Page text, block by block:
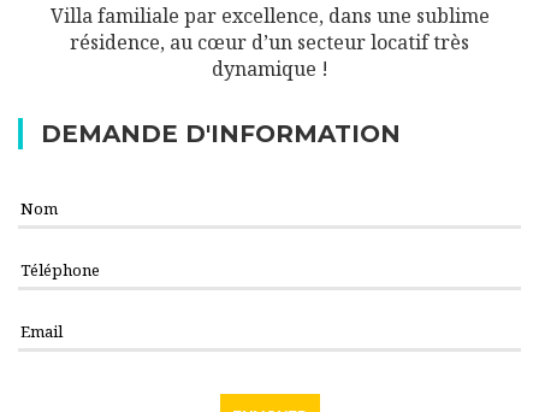
Villa familiale par excellence, dans une sublime
résidence, au cœur d’un secteur locatif très
dynamique !
DEMANDE D'INFORMATION